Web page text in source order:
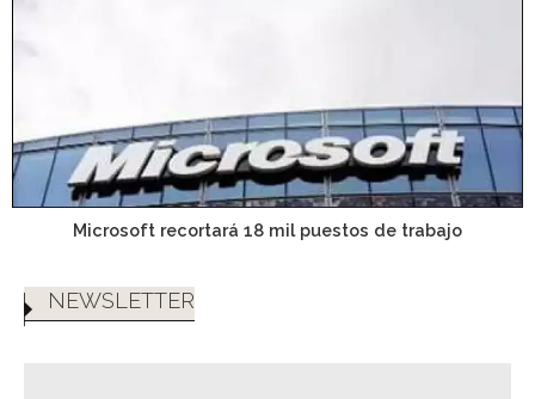
Microsoft recortará 18 mil puestos de trabajo
NEWSLETTER